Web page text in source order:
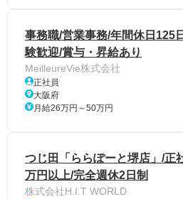
事務職/営業事務/年間休日125
験歓迎/賞与・昇給あり
MeilleureVie株式会社
正社員
大阪府
月給26万円～50万円
つじ田「ららぽーと堺店」/正
万円以上/完全週休2日制
株式会社H.I.T WORLD